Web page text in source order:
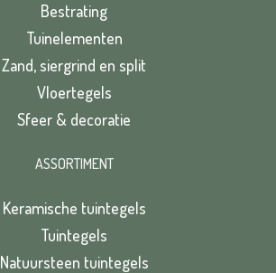
Bestrating
Tuinelementen
Zand, siergrind en split
Vloertegels
Sfeer & decoratie
ASSORTIMENT
Keramische tuintegels
Tuintegels
Natuursteen tuintegels